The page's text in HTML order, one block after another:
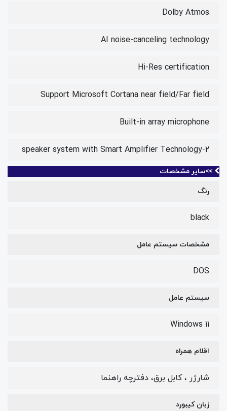
Dolby Atmos
AI noise-canceling technology
Hi-Res certification
Support Microsoft Cortana near field/Far field
Built-in array microphone
2-speaker system with Smart Amplifier Technology
>>سایر مشخصات
رنگ
black
مشخصات سیستم عامل
DOS
سیستم عامل
Windows 11
اقلام همراه
شارژر ، کابل برق، دفترچه راهنما
زبان کیبورد